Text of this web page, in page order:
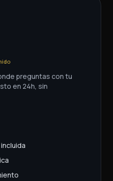
preguntas con tu
en 24h, sin